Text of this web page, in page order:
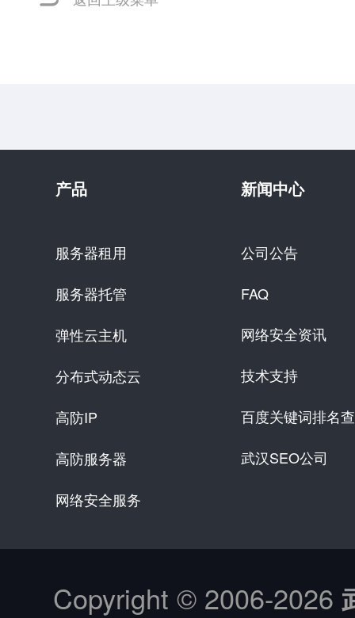
产品
服务器租用
服务器托管
弹性云主机
分布式动态云
高防IP
高防服务器
网络安全服务
新闻中心
公司公告
FAQ
网络安全资讯
技术支持
百度关键词排名
武汉SEO公司
Copyright © 2006-2026